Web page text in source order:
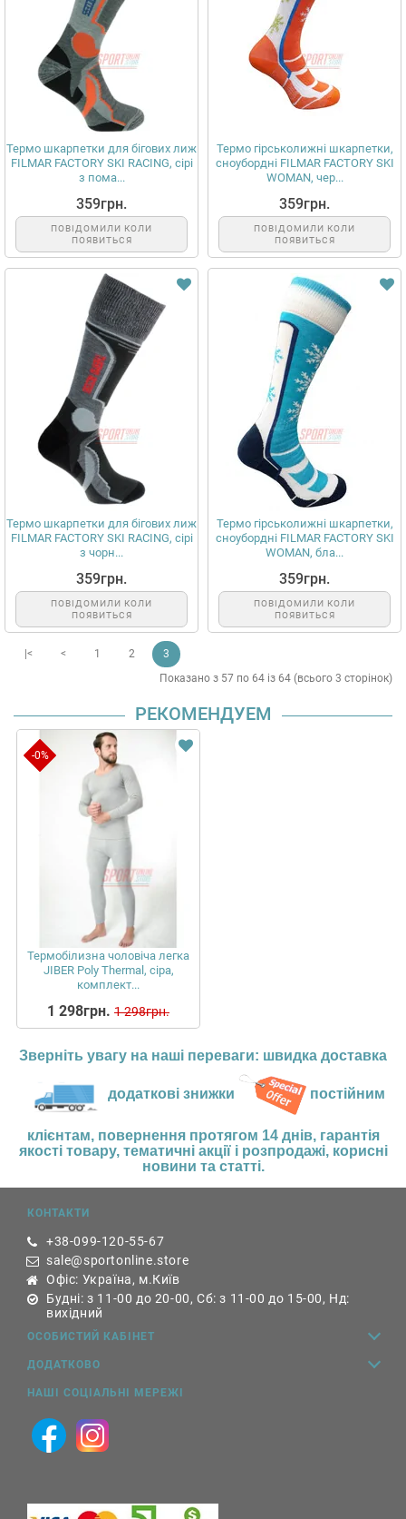
Термо шкарпетки для бігових лиж
FILMAR FACTORY SKI RACING, сірі
з пома...
359грн.
ПОВІДОМИЛИ КОЛИ
ПОЯВИТЬСЯ
Термо гірськолижні шкарпетки,
сноубордні FILMAR FACTORY SKI
WOMAN, чер...
359грн.
ПОВІДОМИЛИ КОЛИ
ПОЯВИТЬСЯ
Термо шкарпетки для бігових лиж
FILMAR FACTORY SKI RACING, сірі
з чорн...
359грн.
ПОВІДОМИЛИ КОЛИ
ПОЯВИТЬСЯ
Термо гірськолижні шкарпетки,
сноубордні FILMAR FACTORY SKI
WOMAN, бла...
359грн.
ПОВІДОМИЛИ КОЛИ
ПОЯВИТЬСЯ
|< < 1 2
3
Показано з 57 по 64 із 64 (всього 3 сторінок)
РЕКОМЕНДУЕМ
-0%
Термобілизна чоловіча легка
JIBER Poly Thermal, сіра,
комплект...
1 298грн. 1 298грн.
Зверніть увагу на наші переваги: швидка доставка
додаткові знижки постійним
клієнтам,повернення протягом 14 днів, гарантія
якості товару, тематичні акції і розпродажі, корисні
новини та статті.
КОНТАКТИ
+38-099-120-55-67
sale@sportonline.store
Офіс: Україна, м.Київ
Будні: з 11-00 до 20-00, Сб: з 11-00 до 15-00, Нд:
вихідний
ОСОБИСТИЙ КАБІНЕТ
ДОДАТКОВО
НАШІ СОЦІАЛЬНІ МЕРЕЖІ